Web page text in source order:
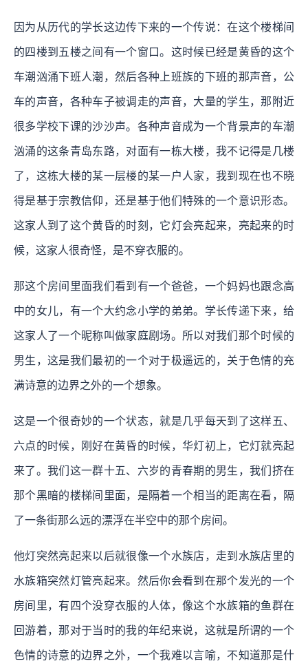
因为从历代的学长这边传下来的一个传说：在这个楼梯间
的四楼到五楼之间有一个窗口。这时候已经是黄昏的这个
车潮汹涌下班人潮，然后各种上班族的下班的那声音，公
车的声音，各种车子被调走的声音，大量的学生，那附近
很多学校下课的沙沙声。各种声音成为一个背景声的车潮
汹涌的这条青岛东路，对面有一栋大楼，我不记得是几楼
了，这栋大楼的某一层楼的某一户人家，我到现在也不晓
得是基于宗教信仰，还是基于他们特殊的一个意识形态。
这家人到了这个黄昏的时刻，它灯会亮起来，亮起来的时
候，这家人很奇怪，是不穿衣服的。
那这个房间里面我们看到有一个爸爸，一个妈妈也跟念高
中的女儿，有一个大约念小学的弟弟。学长传递下来，给
这家人了一个昵称叫做家庭剧场。所以对我们那个时候的
男生，这是我们最初的一个对于极遥远的，关于色情的充
满诗意的边界之外的一个想象。
这是一个很奇妙的一个状态，就是几乎每天到了这样五、
六点的时候，刚好在黄昏的时候，华灯初上，它灯就亮起
来了。我们这一群十五、六岁的青春期的男生，我们挤在
那个黑暗的楼梯间里面，是隔着一个相当的距离在看，隔
了一条街那么远的漂浮在半空中的那个房间。
他灯突然亮起来以后就很像一个水族店，走到水族店里的
水族箱突然灯管亮起来。然后你会看到在那个发光的一个
房间里，有四个没穿衣服的人体，像这个水族箱的鱼群在
回游着，那对于当时的我的年纪来说，这就是所谓的一个
色情的诗意的边界之外，一个我难以言喻，不知道那是什